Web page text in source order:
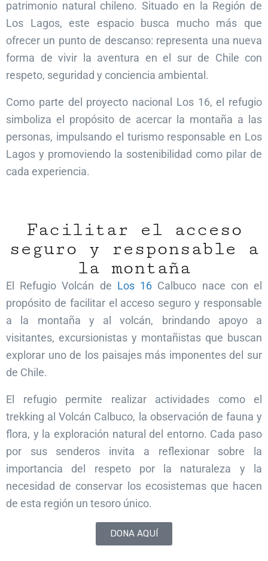
patrimonio natural chileno. Situado en la Región de
Los Lagos, este espacio busca mucho más que
ofrecer un punto de descanso: representa una nueva
forma de vivir la aventura en el sur de Chile con
respeto, seguridad y conciencia ambiental.
Como parte del proyecto nacional Los 16, el refugio
simboliza el propósito de acercar la montaña a las
personas, impulsando el turismo responsable en Los
Lagos y promoviendo la sostenibilidad como pilar de
cada experiencia.
Facilitar el acceso
seguro y responsable a
la montaña
El Refugio Volcán de Los 16 Calbuco nace con el
propósito de facilitar el acceso seguro y responsable
a la montaña y al volcán, brindando apoyo a
visitantes, excursionistas y montañistas que buscan
explorar uno de los paisajes más imponentes del sur
de Chile.
El refugio permite realizar actividades como el
trekking al Volcán Calbuco, la observación de fauna y
flora, y la exploración natural del entorno. Cada paso
por sus senderos invita a reflexionar sobre la
importancia del respeto por la naturaleza y la
necesidad de conservar los ecosistemas que hacen
de esta región un tesoro único.
DONA AQUÍ